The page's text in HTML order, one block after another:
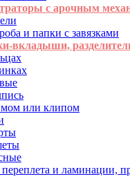
с арочным
и папки с завязками
вкладыши,
или клипом
и ламинации,